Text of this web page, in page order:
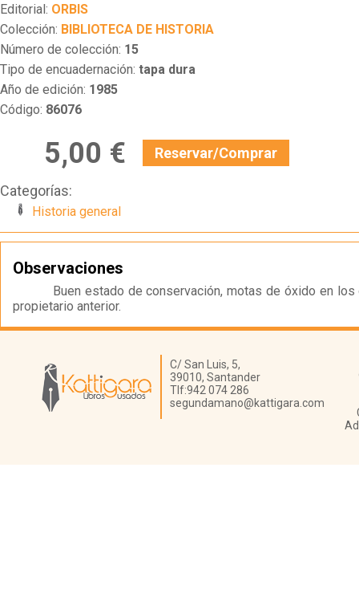
Editorial: ORBIS
Colección: BIBLIOTECA DE HISTORIA
Número de colección: 15
Tipo de encuadernación: tapa dura
Año de edición: 1985
Código: 86076
5,00 € Reservar/Comprar
Categorías:
Historia general
Observaciones
Buen estado de conservación, motas de óxido en
propietario anterior.
Librería Kattigara
C/ San Luis, 5,
39010, Santander
Tlf:942 074 286
segundamano@kattigara.com